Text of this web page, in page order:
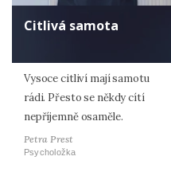
Citlivá samota
Vysoce citliví mají samotu
rádi. Přesto se někdy cítí
nepříjemně osaměle.
Petra Prest
Psycholožka